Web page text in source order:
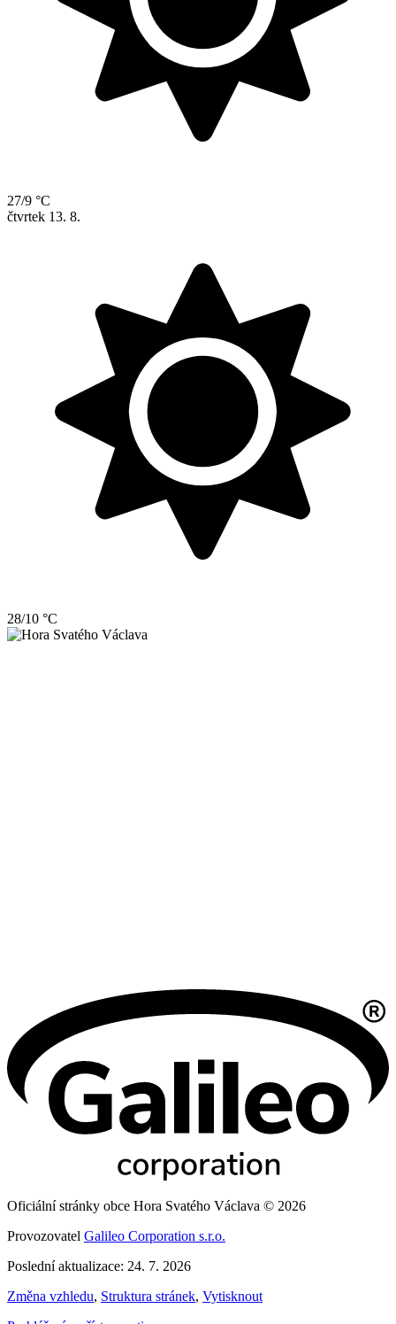
27/9 °C
čtvrtek 13. 8.
28/10 °C
Oficiální stránky obce Hora Svatého Václava © 2026
Provozovatel Galileo Corporation s.r.o.
Poslední aktualizace: 24. 7. 2026
Změna vzhledu, Struktura stránek, Vytisknout